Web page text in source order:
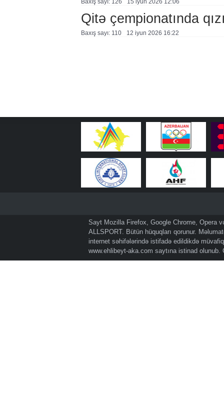
Baxış sayı: 126 15 i̇yun 2026 12:06
Qitə çempionatında
Baxış sayı: 110 12 i̇yun 2026 16:22
Sayt Mozilla Firefox, Google Chrome, Opera
ALLSPORT. Bütün hüquqları qorunur.
internet səhifələrində istifadə edildikdə
www.ehlibeyt-aka.com saytına istinad olunub.